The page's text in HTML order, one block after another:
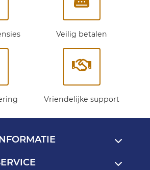
Veilig betalen
Vriendelijke support